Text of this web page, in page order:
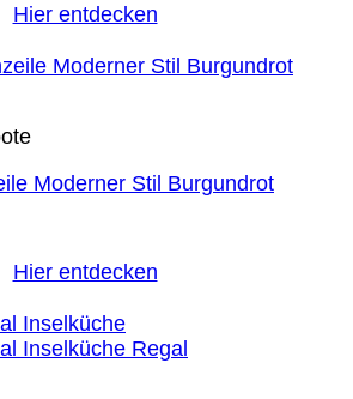
€
ist:
Hier entdecken
Moderner Stil Burgundrot
Hier entdecken